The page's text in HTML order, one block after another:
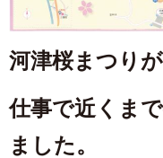
河津桜まつり
仕事で近くま
ました。